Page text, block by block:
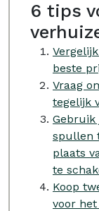
6 tips
beste
Vraag
tegelijk
Gebruik
spullen
plaats
te
Koop
voor